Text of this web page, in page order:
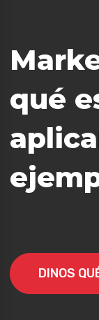
qué
DINOS